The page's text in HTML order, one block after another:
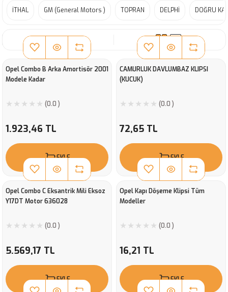
İTHAL GM (General Motors ) TOPRAN DELPHİ DOĞRU
Opel Combo B Arka Amortisör 2001
Modele Kadar
(0.0 )
1.923,46 TL
EKLE
CAMURLUK DAVLUMBAZ KLIPSI
(KUCUK)
(0.0 )
72,65 TL
EKLE
Opel Combo C Eksantrik Mili Eksoz
Y17DT Motor 636028
(0.0 )
5.569,17 TL
EKLE
Opel Kapı Döşeme Klipsi Tüm
Modeller
(0.0 )
16,21 TL
EKLE